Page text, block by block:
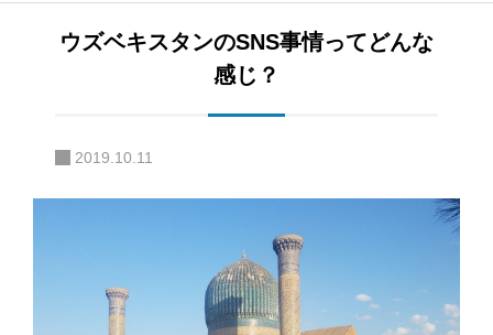
ウズベキスタンのSNS事情ってどんな
感じ？
2019.10.11